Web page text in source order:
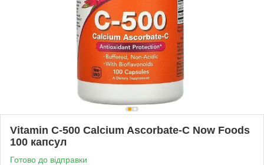
Vitamin C-500 Calcium Ascorbate-C Now Foods
100 капсул
Готово до відправки